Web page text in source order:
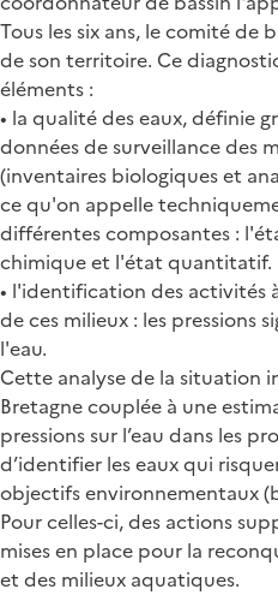
Tous les six ans, le comité de
de son territoire. Ce
éléments :
• la qualité des eaux, définie
données de surveillance des
(inventaires biologiques et
ce qu'on appelle
différentes composantes :
chimique et l'état quantitatif.
• l'identification des activités
de ces milieux : les pressions
l'eau.
Cette analyse de la situation
Bretagne couplée à une
pressions sur l’eau dans les
d’identifier les eaux qui
objectifs environnementaux
Pour celles-ci, des actions
mises en place pour la
et des milieux aquatiques.